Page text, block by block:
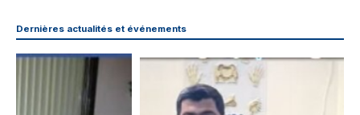
Dernières actualités et événements